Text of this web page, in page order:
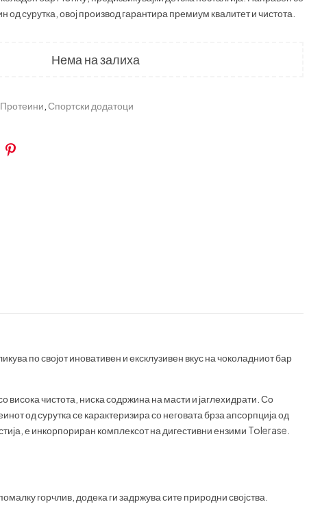
од сурутка, овој производ гарантира премиум квалитет и чистота.
Нема на залиха
Протеини Спортски додатоци
Linkedin
Pinterest
по својот иновативен и ексклузивен вкус на чоколадниот бар
чистота, ниска содржина на масти и јаглехидрати. Со
од сурутка се карактеризира со неговата брза апсорпција од
е инкорпориран комплексот на дигестивни ензими Tolerase.
горчлив, додека ги задржува сите природни својства.